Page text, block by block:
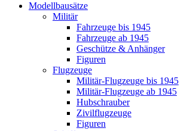
Modellbausätze
Militär
Fahrzeuge bis 1945
Fahrzeuge ab 1945
Geschütze & Anhänger
Figuren
Flugzeuge
Militär-Flugzeuge bis 1945
Militär-Flugzeuge ab 1945
Hubschrauber
Zivilflugzeuge
Figuren